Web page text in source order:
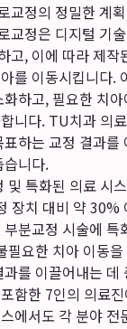
교정의 정밀한 계획
교정은 디지털 기
고, 이에 따라 제작
를 이동시킵니다.
하고, 필요한 치
니다. TU치과 의
하는 교정 결과를
습니다.
특화된 의료 시
장치 대비 약 30%
분교정 시술에 특
필요한 치아 이동
를 이끌어내는 데
함한 7인의 의료
에서도 각 분야 전